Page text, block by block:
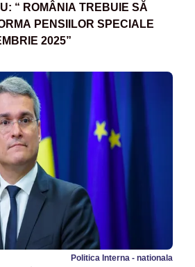
“ ROMÂNIA TREBUIE SĂ
PENSIILOR SPECIALE
2025”
Politica Interna - nationala